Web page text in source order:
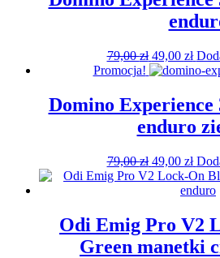
79,00zł Pierwotna
cena
79,00 zł.
49,00 zł
cena
49,00
Promocja!
Domino Experience
enduro
79,00zł Pierwotna
cena
wynosiła:
49,00 zł
cena
Odi Emig Pro V2
Green manetki